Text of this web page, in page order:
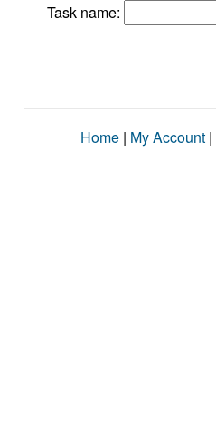
Task name:
Home | My Account |